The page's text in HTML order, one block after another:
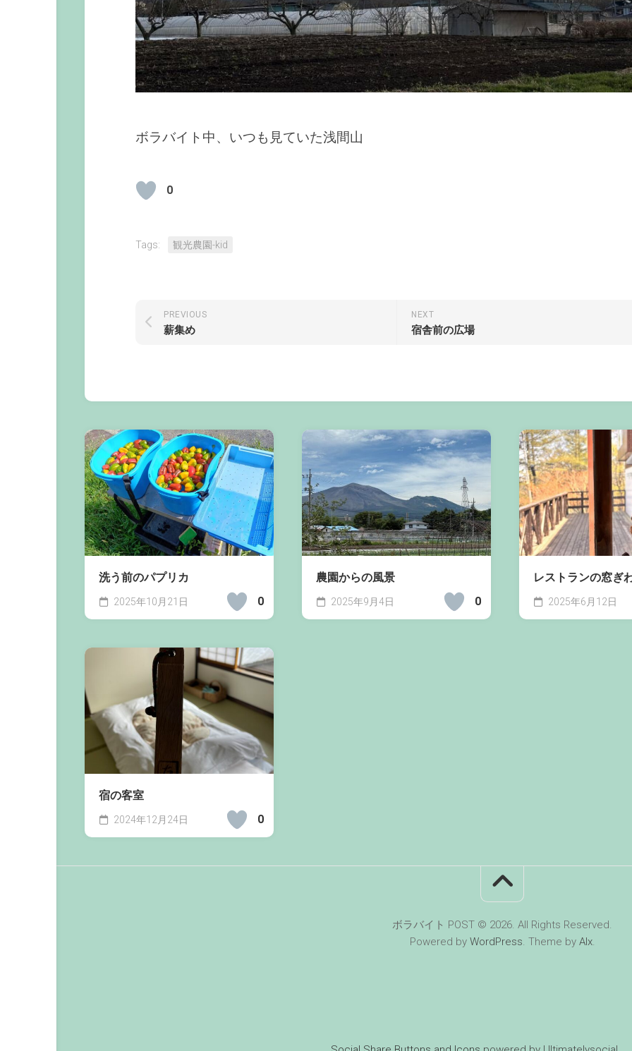
ボラバイト中、いつも見ていた浅間山
0
Tags: 観光農園-kid
NEXT
宿舎前の広場
PREVIOUS
薪集め
洗う前のパプリカ
0
2025年10月21日
農園からの風景
0
2025年9月4日
レストランの窓ぎ
2025年6月12日
宿の客室
0
2024年12月24日
ボラバイト POST © 2026. All Rights Reserved.
Powered by WordPress . Theme by Alx.